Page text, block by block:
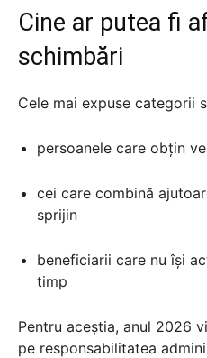
Cine ar putea fi
schimbări
Cele mai expuse categorii
persoanele care obțin
cei care combină
sprijin
beneficiarii care nu își
timp
Pentru aceștia, anul 2026
pe responsabilitatea